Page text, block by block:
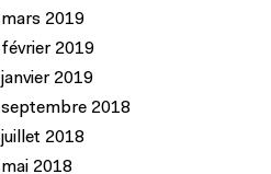
mars 2019
février 2019
janvier 2019
septembre 2018
juillet 2018
mai 2018